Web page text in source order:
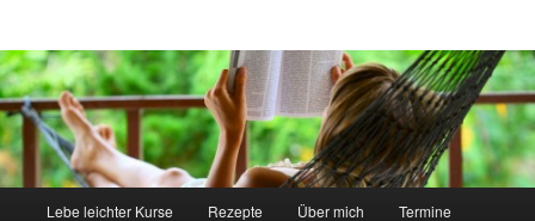
Lebe leichter Kurse Rezepte Über mich Termine